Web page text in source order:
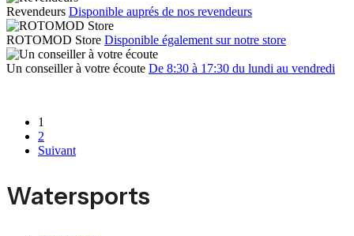
Revendeurs Disponible auprés de nos revendeurs
ROTOMOD Store Disponible également sur notre store
Un conseiller à votre écoute De 8:30 à 17:30 du lundi au vendredi
1
2
Suivant
Watersports